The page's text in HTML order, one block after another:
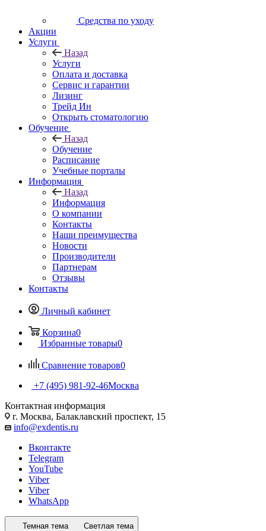
Средства по уходу
Акции
Услуги
Назад
Услуги
Оплата и доставка
Сервис и гарантии
Лизинг
Трейд Ин
Открыть стоматологию
Обучение
Назад
Обучение
Расписание
Учебные порталы
Информация
Назад
Информация
О компании
Контакты
Наши преимущества
Новости
Производители
Партнерам
Отзывы
Контакты
Личный кабинет
Корзина0
Избранные товары0
Сравнение товаров0
+7 (495) 981-92-46Москва
Контактная информация
г. Москва, Балаклавский проспект, 15
info@exdentis.ru
Вконтакте
Telegram
YouTube
Viber
Viber
WhatsApp
Темная тема Светлая тема